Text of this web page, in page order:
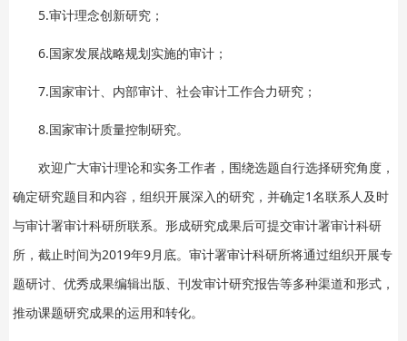
5.审计理念创新研究；
6.国家发展战略规划实施的审计；
7.国家审计、内部审计、社会审计工作合力研究；
8.国家审计质量控制研究。
欢迎广大审计理论和实务工作者，围绕选题自行选择研究角度，
确定研究题目和内容，组织开展深入的研究，并确定1名联系人及时
与审计署审计科研所联系。形成研究成果后可提交审计署审计科研
所，截止时间为2019年9月底。审计署审计科研所将通过组织开展专
题研讨、优秀成果编辑出版、刊发审计研究报告等多种渠道和形式，
推动课题研究成果的运用和转化。